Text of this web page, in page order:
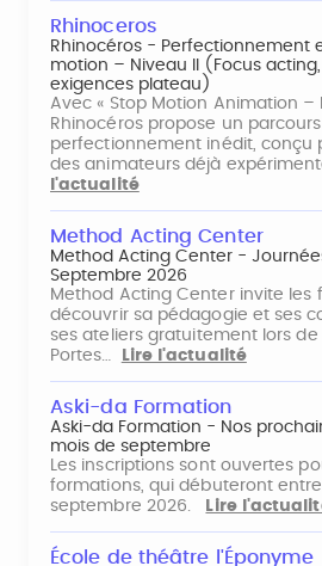
Rhinoceros
Rhinocéros - Perfectionnement
motion – Niveau II (Focus
exigences plateau)
Avec « Stop Motion Animation –
Rhinocéros propose un
perfectionnement inédit, conçu
des animateurs déjà
l'actualité
Method Acting Center
Method Acting Center -
Septembre 2026
Method Acting Center invite les
découvrir sa pédagogie et ses
ses ateliers gratuitement lors de
Portes…
Lire l'actualité
Aski-da Formation
Aski-da Formation - Nos
mois de septembre
Les inscriptions sont ouvertes
formations, qui débuteront entre
septembre 2026.
Lire
École de théâtre l'Éponyme